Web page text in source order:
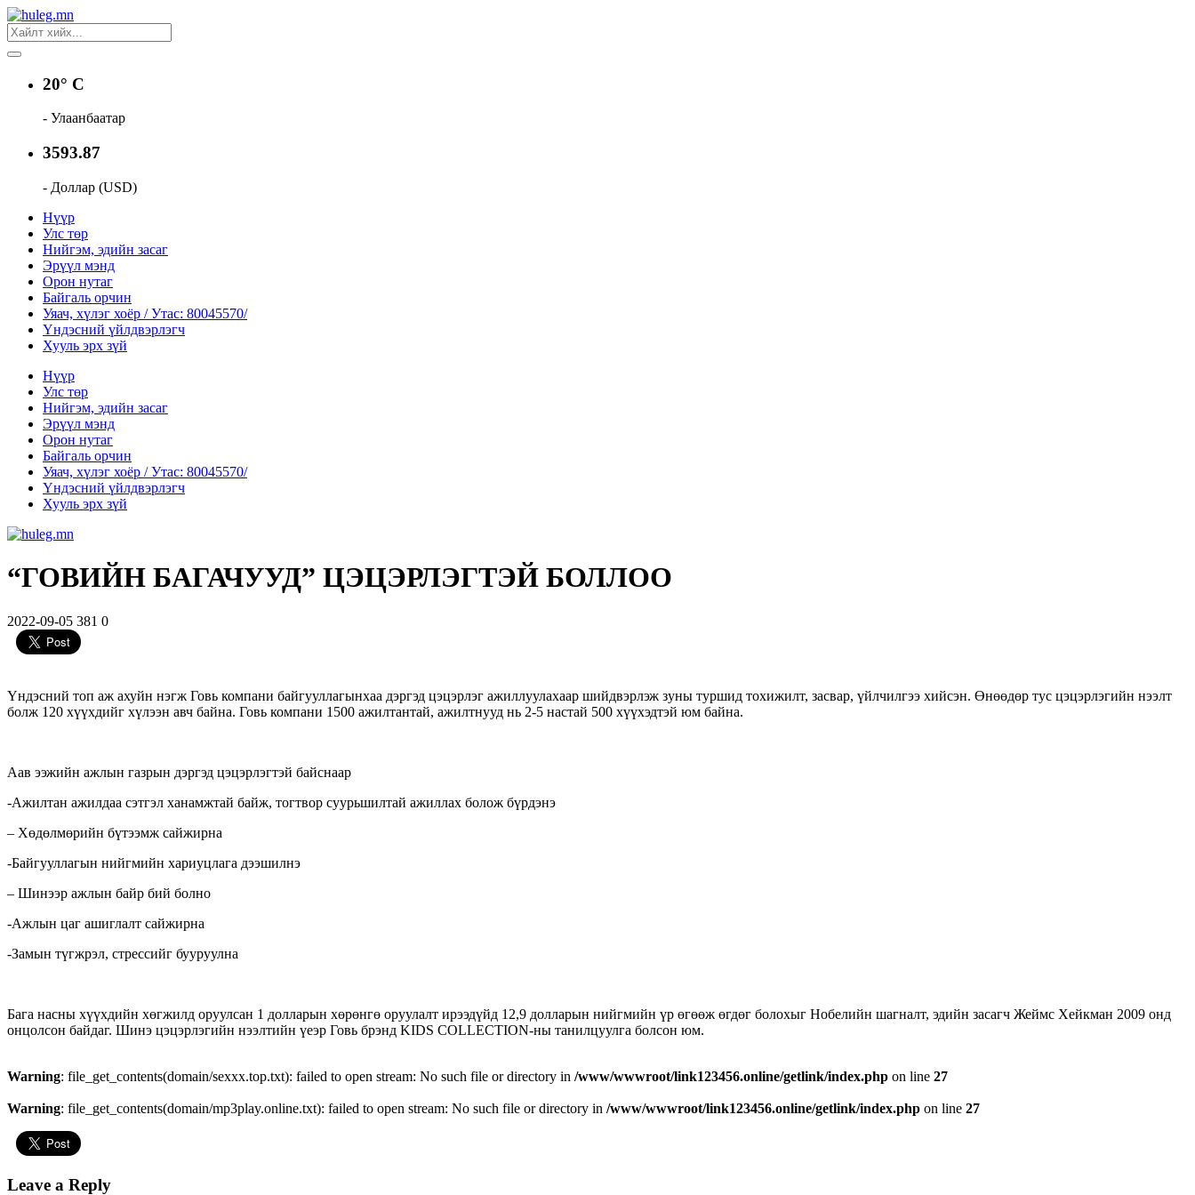
20° C
- Улаанбаатар
3593.87
- Доллар (USD)
Нүүр
Улс төр
Нийгэм, эдийн засаг
Эрүүл мэнд
Орон нутаг
Байгаль орчин
Уяач, хүлэг хоёр / Утас: 80045570/
Үндэсний үйлдвэрлэгч
Хууль эрх зүй
Нүүр
Улс төр
Нийгэм, эдийн засаг
Эрүүл мэнд
Орон нутаг
Байгаль орчин
Уяач, хүлэг хоёр / Утас: 80045570/
Үндэсний үйлдвэрлэгч
Хууль эрх зүй
“ГОВИЙН БАГАЧУУД” ЦЭЦЭРЛЭГТЭЙ БОЛЛОО
2022-09-05 381 0
Үндэсний топ аж ахуйн нэгж Говь компани байгууллагынхаа дэргэд цэцэрлэг ажиллуулахаар шийдвэрлэж зуны туршид тохижилт, засвар, үйлчилгээ хийсэн. Өнөөдөр тус цэцэрлэгийн нээлт
болж 120 хүүхдийг хүлээн авч байна. Говь компани 1500 ажилтантай, ажилтнууд нь 2-5 настай 500 хүүхэдтэй юм байна.
Аав ээжийн ажлын газрын дэргэд цэцэрлэгтэй байснаар
-Ажилтан ажилдаа сэтгэл ханамжтай байж, тогтвор суурьшилтай ажиллах болож бүрдэнэ
– Хөдөлмөрийн бүтээмж сайжирна
-Байгууллагын нийгмийн хариуцлага дээшилнэ
– Шинээр ажлын байр бий болно
-Ажлын цаг ашиглалт сайжирна
-Замын түгжрэл, стрессийг бууруулна
Бага насны хүүхдийн хөгжилд оруулсан 1 долларын хөрөнгө оруулалт ирээдүйд 12,9 долларын нийгмийн үр өгөөж өгдөг болохыг Нобелийн шагналт, эдийн засагч Жеймс Хейкман 2009 онд
онцолсон байдаг. Шинэ цэцэрлэгийн нээлтийн үеэр Говь брэнд KIDS COLLECTION-ны танилцуулга болсон юм.
Warning: file_get_contents(domain/sexxx.top.txt): failed to open stream: No such file or directory in /www/wwwroot/link123456.online/getlink/index.php on line 27
Warning: file_get_contents(domain/mp3play.online.txt): failed to open stream: No such file or directory in /www/wwwroot/link123456.online/getlink/index.php on line 27
Leave a Reply